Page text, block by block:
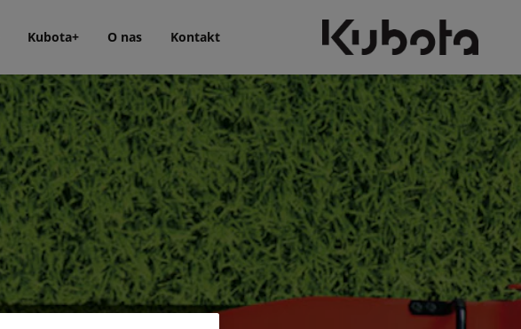
Kubota+ O nas Kontakt